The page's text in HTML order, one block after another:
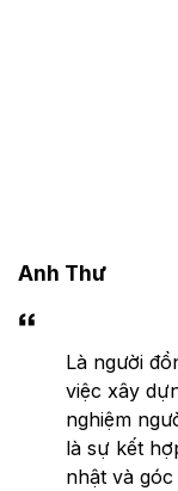
Anh Thư
Là người
việc xây
nghiệm
là sự kết
nhật và